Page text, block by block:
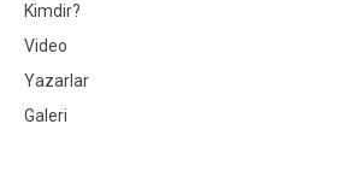
Kimdir?
Video
Yazarlar
Galeri